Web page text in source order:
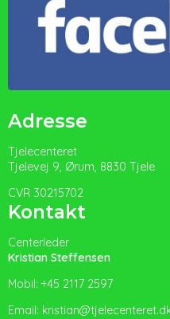
Adresse
Tjelecenteret
Tjelevej 9, Ørum, 8830 Tjele
CVR 30215702
Kontakt
Centerleder
Kristian Steffensen
Mobil: +45 2117 2597
Email: